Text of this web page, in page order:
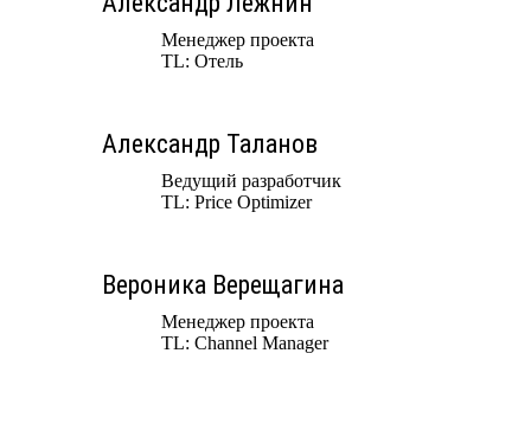
Менеджер проекта
TL: Отель
Александр Таланов
Ведущий разработчик
TL: Price Optimizer
Вероника Верещагина
Менеджер проекта
TL: Channel Manager